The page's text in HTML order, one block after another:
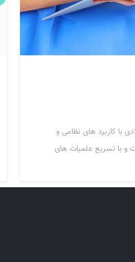
کامپیوتری از دهه ۵۰ میلادی با کاربرد های نظامی و
و با تسریع علمیات های